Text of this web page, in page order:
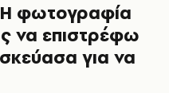
φωτογραφία
να επιστρέφω
για να